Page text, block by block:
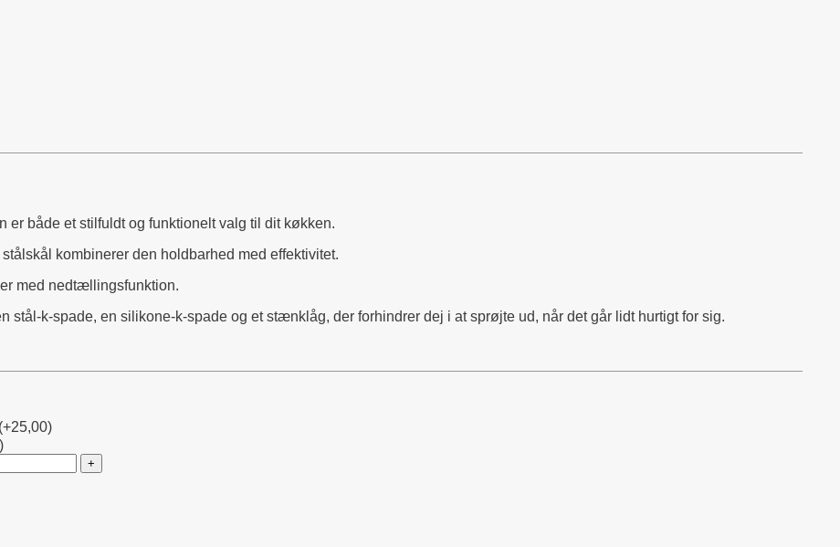
er både et stilfuldt og funktionelt valg til dit køkken.
kombinerer den holdbarhed med effektivitet.
med nedtællingsfunktion.
stål-k-spade, en silikone-k-spade og et stænklåg, der forhindrer dej i at sprøjte ud, når det går lidt hurtigt for sig.